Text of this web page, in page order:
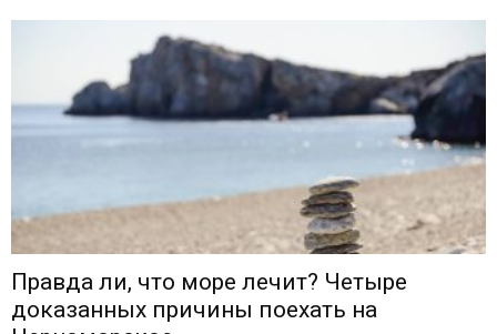
Правда ли, что море лечит? Четыре
доказанных причины поехать на